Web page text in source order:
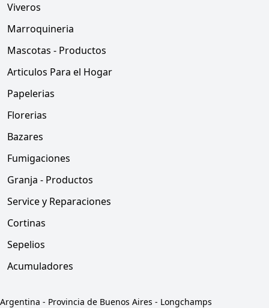
Viveros
Marroquineria
Mascotas - Productos
Articulos Para el Hogar
Papelerias
Florerias
Bazares
Fumigaciones
Granja - Productos
Service y Reparaciones
Cortinas
Sepelios
Acumuladores
Argentina - Provincia de Buenos Aires - Longchamps